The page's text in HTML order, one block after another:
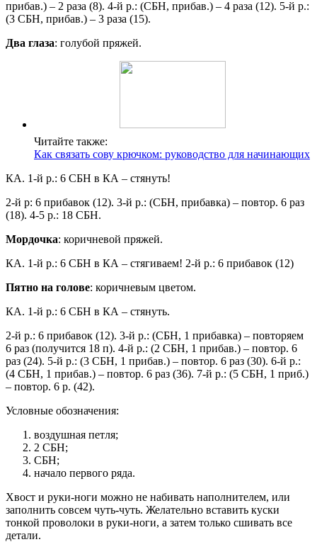
прибав.) – 2 раза (8). 4-й р.: (СБН, прибав.) – 4 раза (12). 5-й р.:
(3 СБН, прибав.) – 3 раза (15).
Два глаза: голубой пряжей.
Читайте также:
Как связать сову крючком: руководство для начинающих
КА. 1-й р.: 6 СБН в КА – стянуть!
2-й р: 6 прибавок (12). 3-й р.: (СБН, прибавка) – повтор. 6 раз
(18). 4-5 р.: 18 СБН.
Мордочка: коричневой пряжей.
КА. 1-й р.: 6 СБН в КА – стягиваем! 2-й р.: 6 прибавок (12)
Пятно на голове: коричневым цветом.
КА. 1-й р.: 6 СБН в КА – стянуть.
2-й р.: 6 прибавок (12). 3-й р.: (СБН, 1 прибавка) – повторяем
6 раз (получится 18 п). 4-й р.: (2 СБН, 1 прибав.) – повтор. 6
раз (24). 5-й р.: (3 СБН, 1 прибав.) – повтор. 6 раз (30). 6-й р.:
(4 СБН, 1 прибав.) – повтор. 6 раз (36). 7-й р.: (5 СБН, 1 приб.)
– повтор. 6 р. (42).
Условные обозначения:
воздушная петля;
2 СБН;
СБН;
начало первого ряда.
Хвост и руки-ноги можно не набивать наполнителем, или
заполнить совсем чуть-чуть. Желательно вставить куски
тонкой проволоки в руки-ноги, а затем только сшивать все
детали.